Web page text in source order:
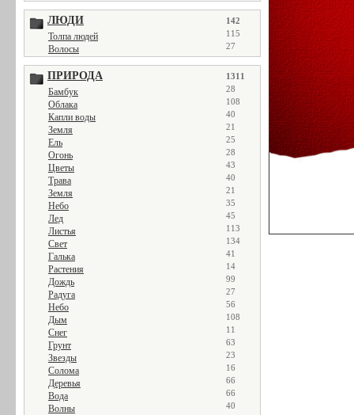
ЛЮДИ 142
Толпа людей 115
Волосы 27
ПРИРОДА 1311
Бамбук 28
Облака 108
Капли воды 40
Земля 21
Ель 25
Огонь 28
Цветы 43
Трава 40
Земля 21
Небо 35
Лед 45
Листья 113
Свет 134
Галька 41
Растения 14
Дождь 99
Радуга 27
Небо 56
Дым 108
Снег 11
Грунт 63
Звезды 23
Солома 16
Деревья 66
Вода 66
Волны 40